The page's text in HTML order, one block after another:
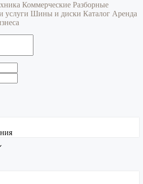
Коммерческие Разборные
услуги Шины и диски Каталог Аренда